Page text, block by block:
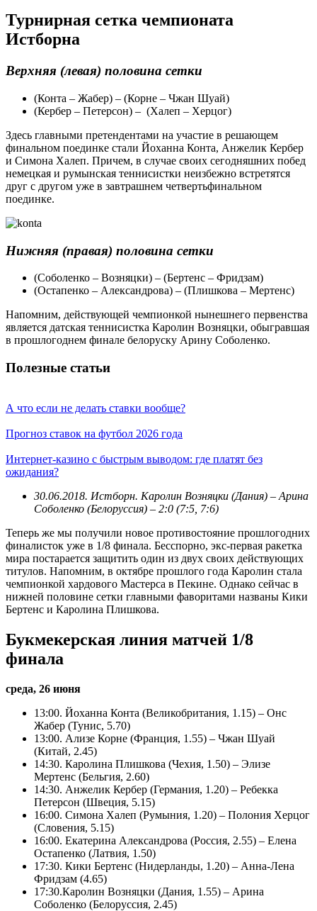
Турнирная сетка чемпионата
Истборна
Верхняя (левая) половина сетки
(Конта – Жабер) – (Корне – Чжан Шуай)
(Кербер – Петерсон) – (Халеп – Херцог)
Здесь главными претендентами на участие в решающем
финальном поединке стали Йоханна Конта, Анжелик Кербер
и Симона Халеп. Причем, в случае своих сегодняшних побед
немецкая и румынская теннисистки неизбежно встретятся
друг с другом уже в завтрашнем четвертьфинальном
поединке.
Нижняя (правая) половина сетки
(Соболенко – Возняцки) – (Бертенс – Фридзам)
(Остапенко – Александрова) – (Плишкова – Мертенс)
Напомним, действующей чемпионкой нынешнего первенства
является датская теннисистка Каролин Возняцки, обыгравшая
в прошлогоднем финале белоруску Арину Соболенко.
Полезные статьи
А что если не делать ставки вообще?
Прогноз ставок на футбол 2026 года
Интернет-казино с быстрым выводом: где платят без
ожидания?
30.06.2018. Истборн. Каролин Возняцки (Дания) – Арина
Соболенко (Белоруссия) – 2:0 (7:5, 7:6)
Теперь же мы получили новое противостояние прошлогодних
финалисток уже в 1/8 финала. Бесспорно, экс-первая ракетка
мира постарается защитить один из двух своих действующих
титулов. Напомним, в октябре прошлого года Каролин стала
чемпионкой хардового Мастерса в Пекине. Однако сейчас в
нижней половине сетки главными фаворитами названы Кики
Бертенс и Каролина Плишкова.
Букмекерская линия матчей 1/8
финала
среда, 26 июня
13:00. Йоханна Конта (Великобритания, 1.15) – Онс
Жабер (Тунис, 5.70)
13:00. Ализе Корне (Франция, 1.55) – Чжан Шуай
(Китай, 2.45)
14:30. Каролина Плишкова (Чехия, 1.50) – Элизе
Мертенс (Бельгия, 2.60)
14:30. Анжелик Кербер (Германия, 1.20) – Ребекка
Петерсон (Швеция, 5.15)
16:00. Симона Халеп (Румыния, 1.20) – Полония Херцог
(Словения, 5.15)
16:00. Екатерина Александрова (Россия, 2.55) – Елена
Остапенко (Латвия, 1.50)
17:30. Кики Бертенс (Нидерланды, 1.20) – Анна-Лена
Фридзам (4.65)
17:30.Каролин Возняцки (Дания, 1.55) – Арина
Соболенко (Белоруссия, 2.45)